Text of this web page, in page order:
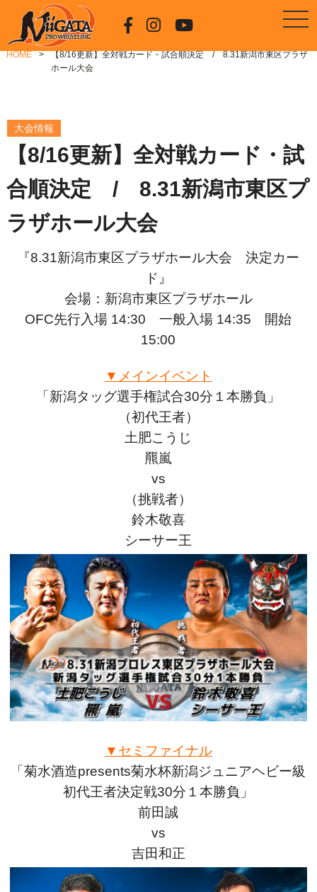
HOME
【8/16更新】全対戦カード・試合順決定 / 8.31新潟市東区プラザ
ホール大会
大会情報
【8/16更新】全対戦カード・試
合順決定 / 8.31新潟市東区プ
ラザホール大会
『8.31新潟市東区プラザホール大会 決定カー
ド』
会場：新潟市東区プラザホール
OFC先行入場 14:30 一般入場 14:35 開始
15:00
▼メインイベント
「新潟タッグ選手権試合30分１本勝負」
（初代王者）
土肥こうじ
羆嵐
vs
（挑戦者）
鈴木敬喜
シーサー王
▼セミファイナル
「菊水酒造presents菊水杯新潟ジュニアヘビー級
初代王者決定戦30分１本勝負」
前田誠
vs
吉田和正